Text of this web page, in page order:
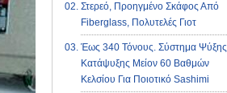
Στερεό, Προηγμένο Σκάφος Από
Fiberglass, Πολυτελές Γιοτ
Έως 340 Τόνους. Σύστημα Ψύξης
Κατάψυξης Μείον 60 Βαθμών
Κελσίου Για Ποιοτικό Sashimi